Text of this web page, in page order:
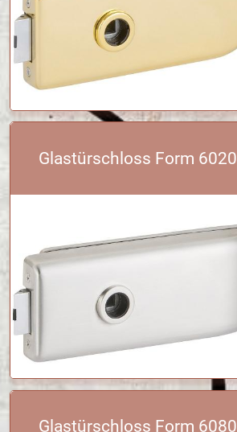
Glastürschloss Form 6020
Glastürschloss Form 6080